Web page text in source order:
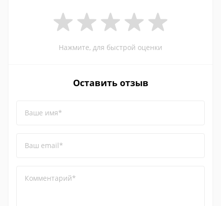
Нажмите, для быстрой оценки
Оставить отзыв
Ваше имя*
Ваш email*
Комментарий*